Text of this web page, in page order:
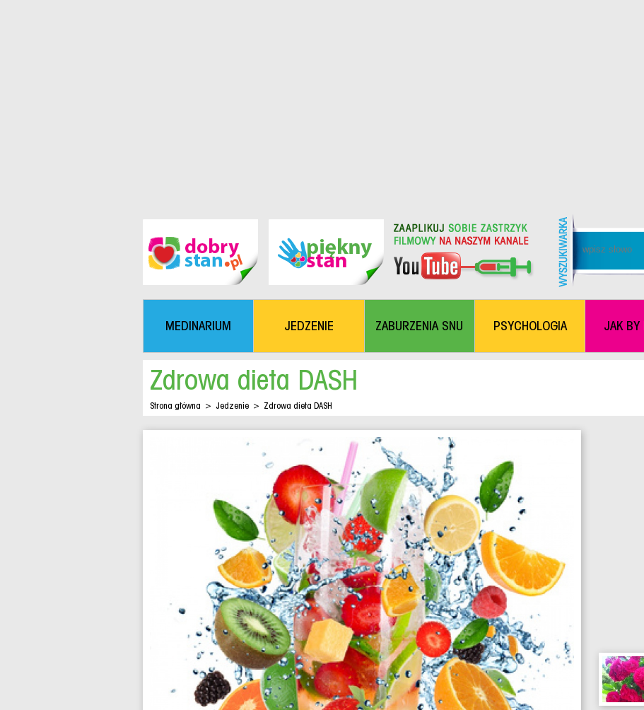
MEDINARIUM JEDZENIE ZABURZENIA SNU PSYCHOLOGIA JAK BY
Zdrowa dieta DASH
Strona główna > Jedzenie > Zdrowa dieta DASH